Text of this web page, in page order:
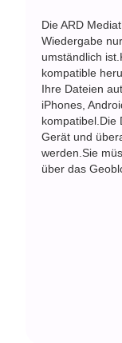
Die ARD
Wiedergabe
umständlich
kompatible
Ihre Dateien
iPhones,
kompatibel.Die
Gerät und
werden.Sie
über das